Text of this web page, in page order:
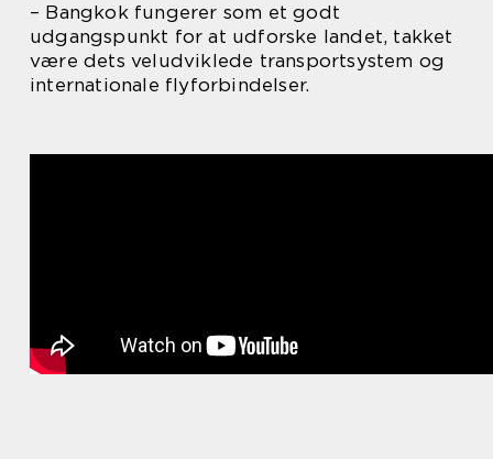
– Bangkok fungerer som et godt
udgangspunkt for at udforske landet, takket
være dets veludviklede transportsystem og
internationale flyforbindelser.